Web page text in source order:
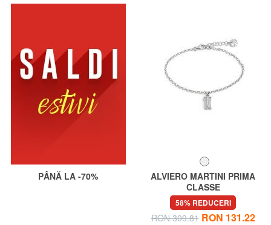
PÂNĂ LA -70%
ALVIERO MARTINI PRIMA
CLASSE
BROADWAY Bratara cu breloc
cu logo si zirconi
58% REDUCERI
RON 309.81 RON 131.22